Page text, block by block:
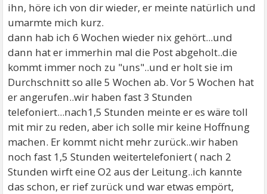
ihn, höre ich von dir wieder, er meinte natürlich und
umarmte mich kurz.
dann hab ich 6 Wochen wieder nix gehört...und
dann hat er immerhin mal die Post abgeholt..die
kommt immer noch zu "uns"..und er holt sie im
Durchschnitt so alle 5 Wochen ab. Vor 5 Wochen hat
er angerufen..wir haben fast 3 Stunden
telefoniert...nach1,5 Stunden meinte er es wäre toll
mit mir zu reden, aber ich solle mir keine Hoffnung
machen. Er kommt nicht mehr zurück..wir haben
noch fast 1,5 Stunden weitertelefoniert ( nach 2
Stunden wirft eine O2 aus der Leitung..ich kannte
das schon, er rief zurück und war etwas empört,